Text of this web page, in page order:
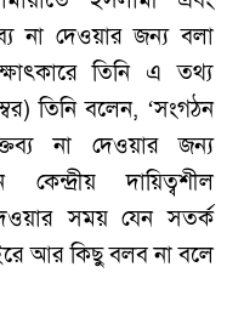
না দেওয়ার জন্য বলা
তিনি এ তথ্য
তিনি বলেন, ‘সংগঠন
না দেওয়ার জন্য
দায়িত্বশীল
সময় যেন সতর্ক
আর কিছু বলব না বলে